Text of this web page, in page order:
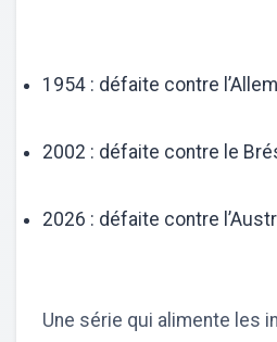
1954 : défaite contre
2002 : défaite contre le
2026 : défaite contre
Une série qui alimente les